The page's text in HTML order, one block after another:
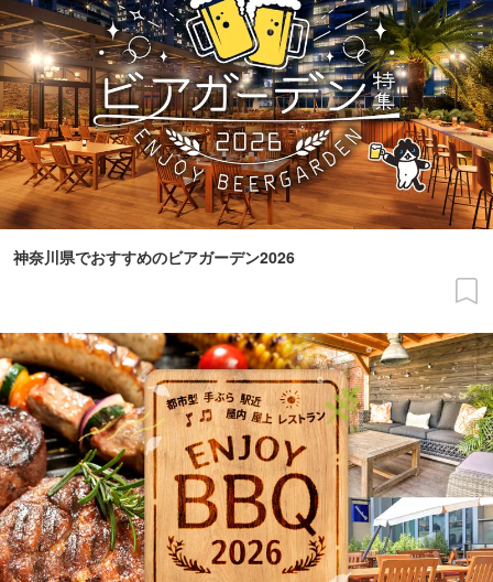
神奈川県でおすすめのビアガーデン2026